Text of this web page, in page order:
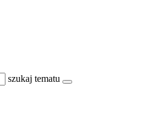
szukaj tematu